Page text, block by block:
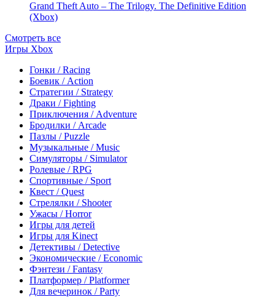
Grand Theft Auto – The Trilogy. The Definitive Edition
(Xbox)
Смотреть все
Игры Xbox
Гонки / Racing
Боевик / Action
Стратегии / Strategy
Драки / Fighting
Приключения / Adventure
Бродилки / Arcade
Пазлы / Puzzle
Музыкальные / Music
Симуляторы / Simulator
Ролевые / RPG
Спортивные / Sport
Квест / Quest
Стрелялки / Shooter
Ужасы / Horror
Игры для детей
Игры для Kinect
Детективы / Detective
Экономические / Economic
Фэнтези / Fantasy
Платформер / Platformer
Для вечеринок / Party